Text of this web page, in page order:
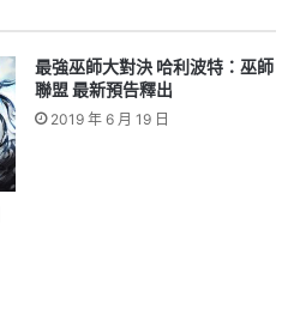
最強巫師大對決 哈利波特：巫師
聯盟 最新預告釋出
2019 年 6 月 19 日